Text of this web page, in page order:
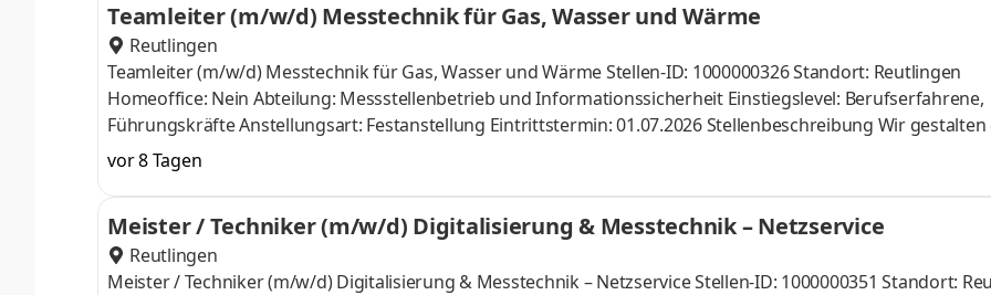
Teamleiter (m/w/d) Messtechnik für Gas, Wasser und Wärme
Reutlingen
Teamleiter (m/w/d) Messtechnik für Gas, Wasser und Wärme Stellen-ID: 1000000326 Standort: Reutlingen
Homeoffice: Nein Abteilung: Messstellenbetrieb und Informationssicherheit Einstiegslevel: Berufserfahrene,
Führungskräfte Anstellungsart: Festanstellung Eintrittstermin: 01.07.2026 Stellenbeschreibung Wir gestalten
Energie- und Wasserversorgung von morgen – sicher, effizient und zunehmend digital. Werden Sie Teil
Teams und über­nehmen Sie Verant­wortung für einen zentralen Bereich unseres Netz­betriebs. Über uns Wir,
FairNetz GmbH, sind der Netz­betreiber in Reutlingen sowie in vielen Kommunen in der Region und sorgen
400 Mitarbeitern für den zuver­lässigen und nach­h
vor 8 Tagen
Meister / Techniker (m/w/d) Digitalisierung & Messtechnik – Netzservice
Reutlingen
Meister / Techniker (m/w/d) Digitalisierung & Messtechnik – Netzservice Stellen-ID: 1000000351 Standort: